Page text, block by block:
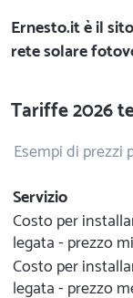
Ernesto.itè il
rete solare
Tariffe 2026
Esempi di
Servizio
Costo per
legata - prezzo
Costo per
legata - prezzo